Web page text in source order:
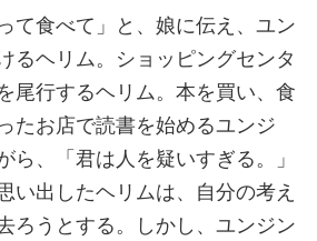
て食べて」と、娘に伝え、ユン
るヘリム。ショッピングセンタ
尾行するヘリム。本を買い、食
たお店で読書を始めるユンジ
ら、「君は人を疑いすぎる。」
い出したヘリムは、自分の考え
ろうとする。しかし、ユンジン